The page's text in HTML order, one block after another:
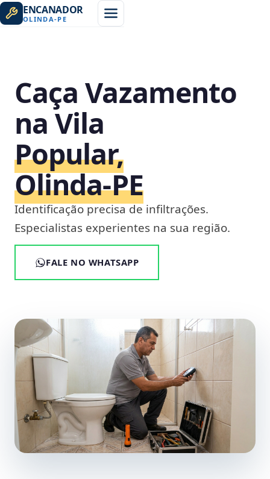
ENCANADOR
OLINDA-PE
Caça Vazamento
na Vila
Popular,
Olinda‑PE
Identificação precisa de infiltrações.
Especialistas experientes na sua região.
FALE NO WHATSAPP